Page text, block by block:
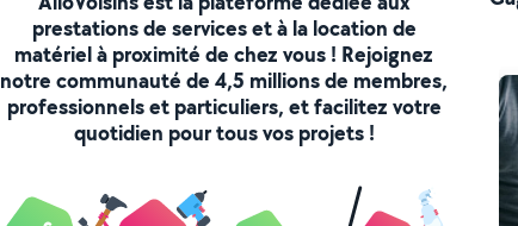
prestations de services et à la location de
matériel à proximité de chez vous ! Rejoignez
notre communauté de 4,5 millions de membres,
professionnels et particuliers, et facilitez votre
quotidien pour tous vos projets !